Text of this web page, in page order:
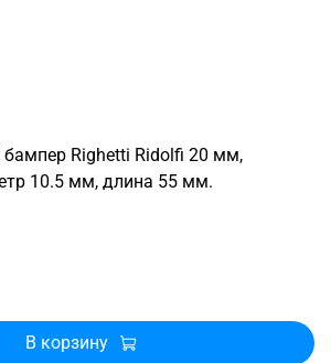
бампер Righetti Ridolfi 20 мм,
10.5 мм, длина 55 мм.
В корзину